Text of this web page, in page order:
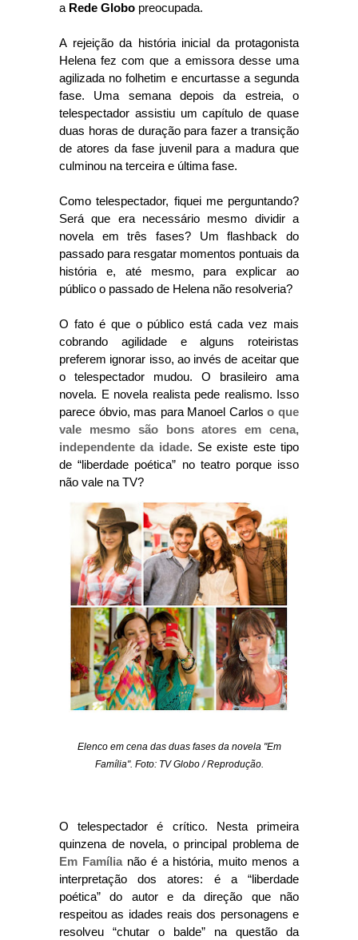
a Rede Globo preocupada.
A rejeição da história inicial da protagonista
Helena fez com que a emissora desse uma
agilizada no folhetim e encurtasse a segunda
fase. Uma semana depois da estreia, o
telespectador assistiu um capítulo de quase
duas horas de duração para fazer a transição
de atores da fase juvenil para a madura que
culminou na terceira e última fase.
Como telespectador, fiquei me perguntando?
Será que era necessário mesmo dividir a
novela em três fases? Um flashback do
passado para resgatar momentos pontuais da
história e, até mesmo, para explicar ao
público o passado de Helena não resolveria?
O fato é que o público está cada vez mais
cobrando agilidade e alguns roteiristas
preferem ignorar isso, ao invés de aceitar que
o telespectador mudou. O brasileiro ama
novela. E novela realista pede realismo. Isso
parece óbvio, mas para Manoel Carloso que
vale mesmo são bons atores em cena,
independente da idade. Se existe este tipo
de “liberdade poética” no teatro porque isso
não vale na TV?
Elenco em cena das duas fases da novela "Em
Família". Foto: TV Globo / Reprodução.
O telespectador é crítico. Nesta primeira
quinzena de novela, o principal problema de
Em Famílianão é a história, muito menos a
interpretação dos atores: é a “liberdade
poética” do autor e da direção que não
respeitou as idades reais dos personagens e
resolveu “chutar o balde” na questão da